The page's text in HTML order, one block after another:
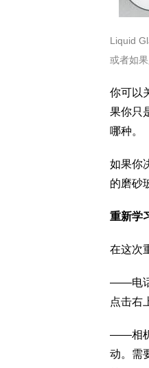
Liquid
或者如
你可以
果你只
哪种。
如果你
的磨砂
重新学
在这次
——电
点击右
——相
动。需